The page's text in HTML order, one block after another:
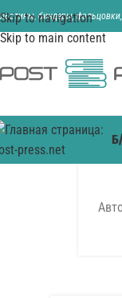
Skip to navigation
Skip to main content
биндеры,